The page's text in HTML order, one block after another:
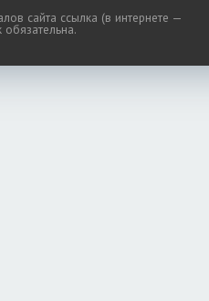
сайта ссылка (в интернете —